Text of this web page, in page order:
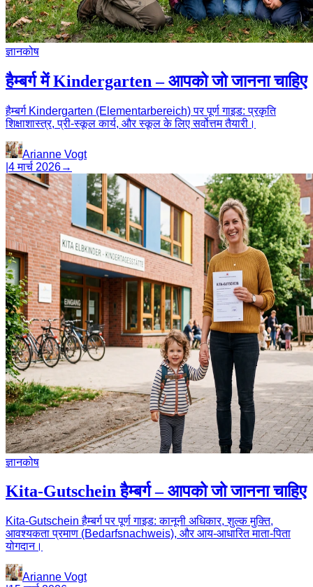
ज्ञानकोष
हैम्बर्ग में Kindergarten – आपको जो जानना चाहिए
हैम्बर्ग Kindergarten (Elementarbereich) पर पूर्ण गाइड: प्रकृति
शिक्षाशास्त्र, प्री-स्कूल कार्य, और स्कूल के लिए सर्वोत्तम तैयारी।
Arianne Vogt
4 मार्च 2026→
ज्ञानकोष
Kita-Gutschein हैम्बर्ग – आपको जो जानना चाहिए
Kita-Gutschein हैम्बर्ग पर पूर्ण गाइड: कानूनी अधिकार, शुल्क मुक्ति,
आवश्यकता प्रमाण (Bedarfsnachweis), और आय-आधारित माता-पिता
योगदान।
Arianne Vogt